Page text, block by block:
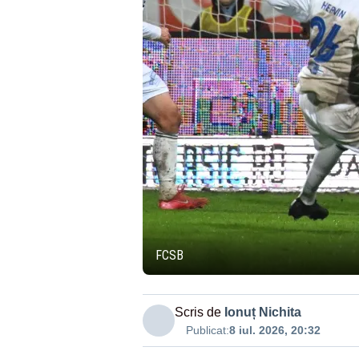
FCSB
Scris de Ionuț Nichita
Publicat:8 iul. 2026, 20:32